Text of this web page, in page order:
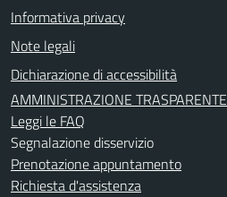
Informativa privacy
Note legali
Dichiarazione di accessibilità
AMMINISTRAZIONE TRASPARENTE
Leggi le FAQ
Segnalazione disservizio
Prenotazione appuntamento
Richiesta d'assistenza